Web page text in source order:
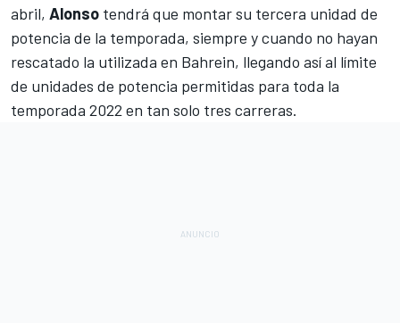
abril, Alonso tendrá que montar su tercera unidad de
potencia de la temporada, siempre y cuando no hayan
rescatado la utilizada en Bahrein, llegando así al límite
de unidades de potencia permitidas para toda la
temporada 2022 en tan solo tres carreras.